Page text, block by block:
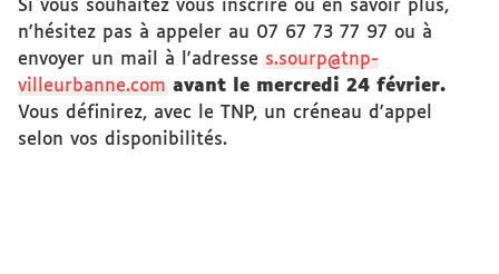
Si vous souhaitez vous inscrire ou en savoir plus,
n'hésitez pas à appeler au 07 67 73 77 97 ou à
envoyer un mail à l'adresse s.sourp@tnp-
villeurbanne.com avant le mercredi 24 février.
Vous définirez, avec le TNP, un créneau d'appel
selon vos disponibilités.